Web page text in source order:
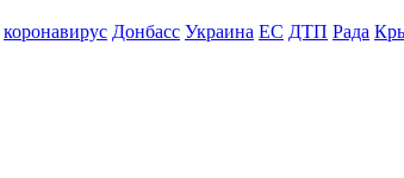
коронавирус Донбасс Украина ЕС ДТП Рада